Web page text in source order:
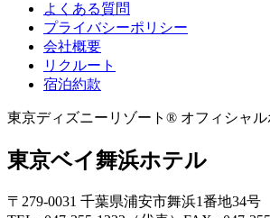
よくある質問
プライバシーポリシー
会社概要
リクルート
宿泊約款
東京ディズニーリゾート® オフィシャ
東京ベイ舞浜ホテル
〒279-0031 千葉県浦安市舞浜1番地34号